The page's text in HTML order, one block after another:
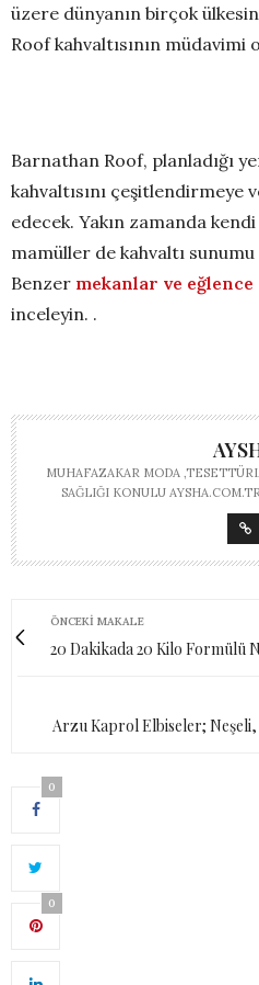
üzere dünyanın birçok
Roof kahvaltısının müdavimi
Barnathan Roof, planladığı
kahvaltısını çeşitlendirmeye
edecek. Yakın zamanda
mamüller de kahvaltı
Benzer mekanlar ve
inceleyin. .
MUHAFAZAKAR MODA
SAĞLIĞI KONULU
ÖNCEKI MAKALE
20 Dakikada 20 Kilo Formülü
Arzu Kaprol Elbiseler;
0
0